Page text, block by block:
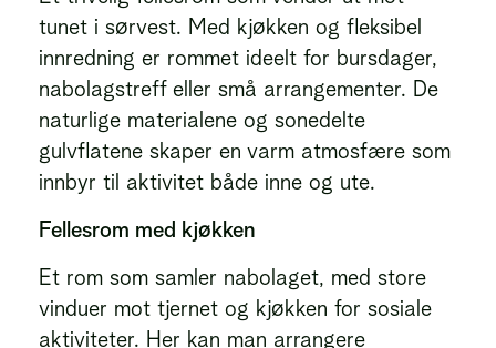
tunet i sørvest. Med kjøkken og fleksibel
innredning er rommet ideelt for bursdager,
nabolagstreff eller små arrangementer. De
naturlige materialene og sonedelte
gulvflatene skaper en varm atmosfære som
innbyr til aktivitet både inne og ute.
Fellesrom med kjøkken
Et rom som samler nabolaget, med store
vinduer mot tjernet og kjøkken for sosiale
aktiviteter. Her kan man arrangere